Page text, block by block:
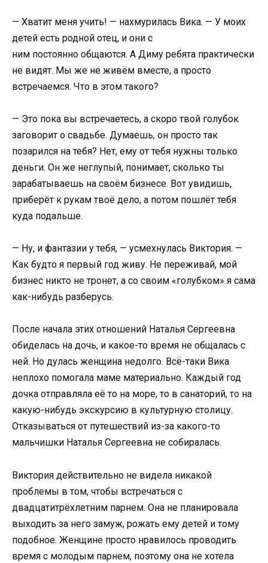
— Хватит меня учить! — нахмурилась Вика. — У моих
детей есть родной отец, и они с
ним постоянно общаются. А Диму ребята практически
не видят. Мы же не живём вместе, а просто
встречаемся. Что в этом такого?
— Это пока вы встречаетесь, а скоро твой голубок
заговорит о свадьбе. Думаешь, он просто так
позарился на тебя? Нет, ему от тебя нужны только
деньги. Он же неглупый, понимает, сколько ты
зарабатываешь на своём бизнесе. Вот увидишь,
приберёт к рукам твоё дело, а потом пошлёт тебя
куда подальше.
— Ну, и фантазии у тебя, — усмехнулась Виктория. —
Как будто я первый год живу. Не переживай, мой
бизнес никто не тронет, а со своим «голубком» я сама
как-нибудь разберусь.
После начала этих отношений Наталья Сергеевна
обиделась на дочь, и какое-то время не общалась с
ней. Но дулась женщина недолго. Всё-таки Вика
неплохо помогала маме материально. Каждый год
дочка отправляла её то на море, то в санаторий, то на
какую-нибудь экскурсию в культурную столицу.
Отказываться от путешествий из-за какого-то
мальчишки Наталья Сергеевна не собиралась.
Виктория действительно не видела никакой
проблемы в том, чтобы встречаться с
двадцатитрёхлетним парнем. Она не планировала
выходить за него замуж, рожать ему детей и тому
подобное. Женщине просто нравилось проводить
время с молодым парнем, поэтому она не хотела